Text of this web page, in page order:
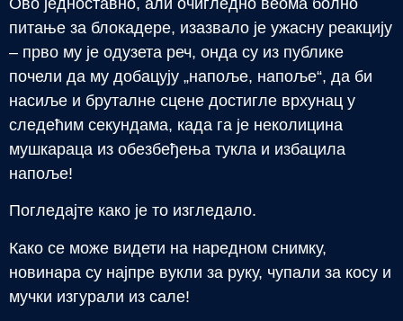
Ово једноставно, али очигледно веома болно
питање за блокадере, изазвало је ужасну реакцију
– прво му је одузета реч, онда су из публике
почели да му добацују „напоље, напоље“, да би
насиље и бруталне сцене достигле врхунац у
следећим секундама, када га је неколицина
мушкараца из обезбеђења тукла и избацила
напоље!
Погледајте како је то изгледало.
Како се може видети на наредном снимку,
новинара су најпре вукли за руку, чупали за косу и
мучки изгурали из сале!